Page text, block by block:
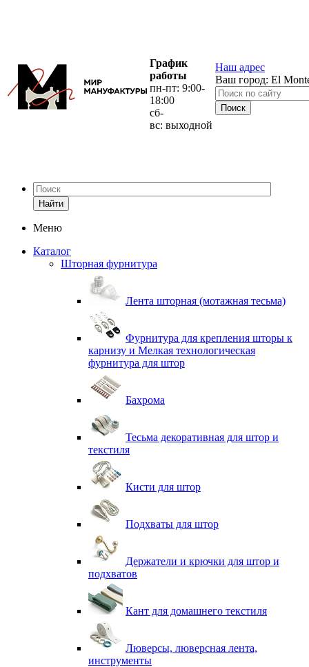
График
работы
пн-пт: 9:00-
18:00
сб-
вс: выходной
Наш адрес
Ваш город: El
Найти
Меню
Каталог
Шторная фурнитура
Лента шторная (мотажная тесьма)
Фурнитура для крепления шторы к
карнизу и Мелкая технологическая
фурнитура для штор
Бахрома
Тесьма декоративная для штор и
текстиля
Кисти для штор
Подхваты для штор
Держатели и крючки для штор и
подхватов
Кант для домашнего текстиля
Люверсы, люверсная лента,
инструменты